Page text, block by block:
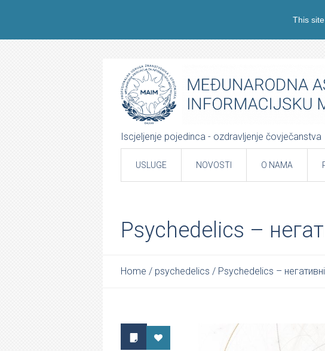
Iscjeljenje pojedinca - ozdravljenje čovječanstva
USLUGE NOVOSTI O NAMA
Psychedelics –
Home / psychedelics / Psychedelics – негативні
This